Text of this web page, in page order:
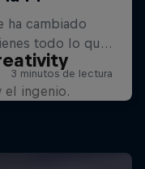
el ingenio.